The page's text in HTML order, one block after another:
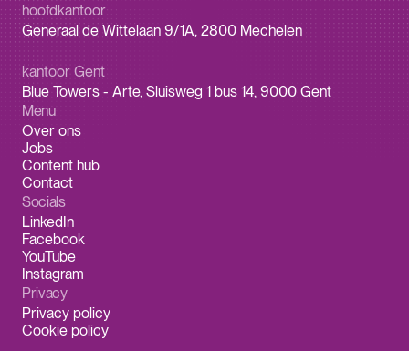
hoofdkantoor
Generaal de Wittelaan 9/1A, 2800 Mechelen
kantoor Gent
Blue Towers - Arte, Sluisweg 1 bus 14, 9000 Gent
Menu
Over ons
Jobs
Content hub
Contact
Socials
LinkedIn
Facebook
YouTube
Instagram
Privacy
Privacy policy
Cookie policy